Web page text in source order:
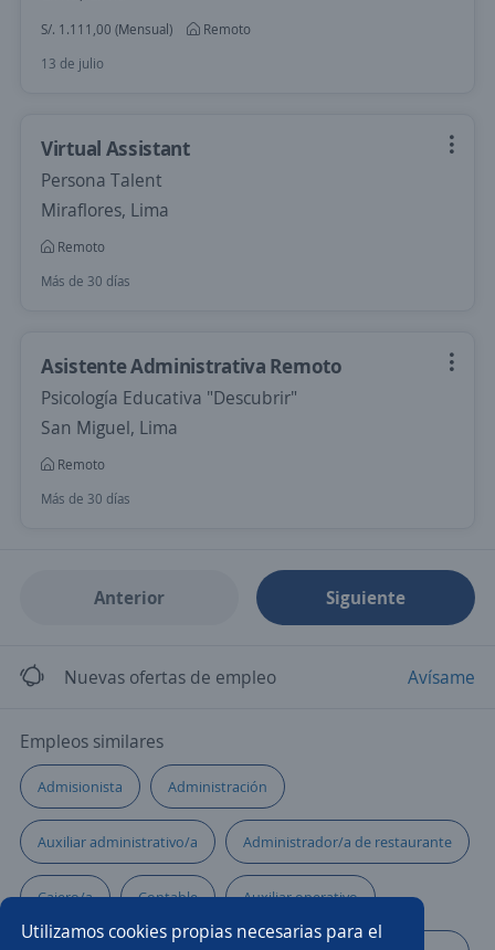
S/. 1.111,00 (Mensual)
Remoto
13 de julio
Virtual Assistant
Persona Talent
Miraflores, Lima
Remoto
Más de 30 días
Asistente Administrativa Remoto
Psicología Educativa "Descubrir"
San Miguel, Lima
Remoto
Más de 30 días
Anterior Siguiente
Nuevas ofertas de empleo Avísame
Empleos similares
Admisionista Administración
Auxiliar administrativo/a Administrador/a de restaurante
Cajero/a Contable Auxiliar operativo
Utilizamos cookies propias necesarias para el